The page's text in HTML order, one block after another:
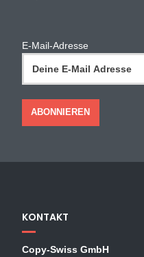
E-Mail-Adresse
KONTAKT
Copy-Swiss GmbH